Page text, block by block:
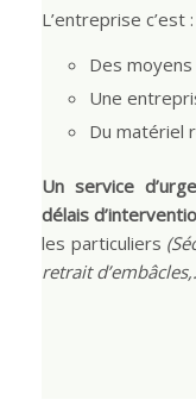
L’entreprise c’est :
Des
Une
Du matériel
Un service
délais
les particuliers
retrait